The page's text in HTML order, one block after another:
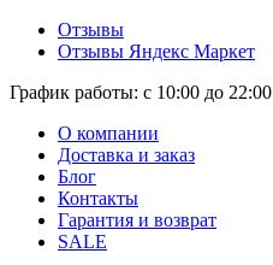
Отзывы
Отзывы Яндекс Маркет
График работы: с 10:00 до 22:00
О компании
Доставка и заказ
Блог
Контакты
Гарантия и возврат
SALE